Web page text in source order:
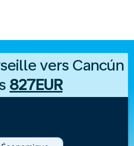
vers Cancún
827EUR